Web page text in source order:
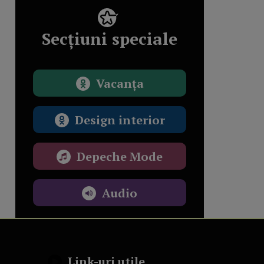
Secțiuni speciale
Vacanța
Design interior
Depeche Mode
Audio